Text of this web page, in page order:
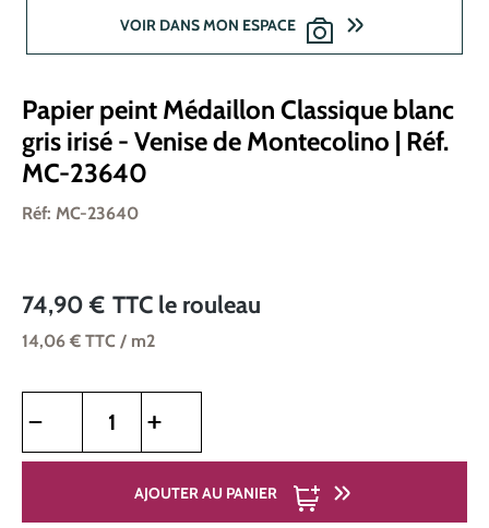
VOIR DANS MON ESPACE
Papier peint Médaillon Classique blanc
gris irisé - Venise de Montecolino | Réf.
MC-23640
Réf: MC-23640
74,90 € TTC le rouleau
14,06 € TTC / m2
AJOUTER AU PANIER